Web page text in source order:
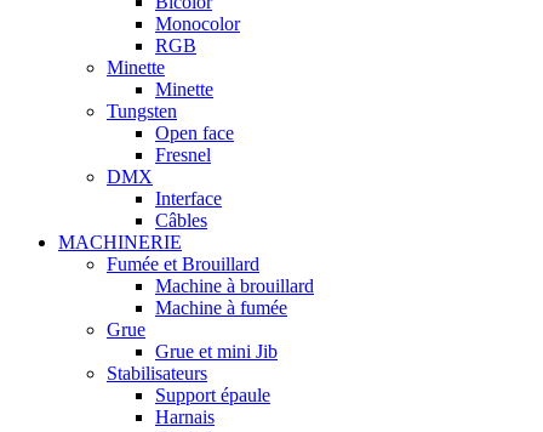
Monocolor
RGB
Minette
Minette
Tungsten
Open face
Fresnel
DMX
Interface
Câbles
MACHINERIE
Fumée et Brouillard
Machine à brouillard
Machine à fumée
Grue
Grue et mini Jib
Stabilisateurs
Support épaule
Harnais